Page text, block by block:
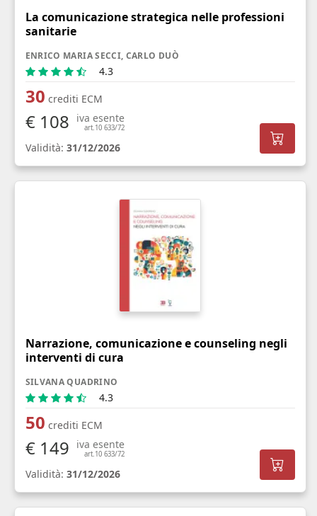
La comunicazione strategica nelle professioni
sanitarie
ENRICO MARIA SECCI, CARLO DUÒ
4.3
30 crediti ECM
€ 108 iva esente
art.10 633/72
Validità: 31/12/2026
Narrazione, comunicazione e counseling negli
interventi di cura
SILVANA QUADRINO
4.3
50 crediti ECM
€ 149 iva esente
art.10 633/72
Validità: 31/12/2026